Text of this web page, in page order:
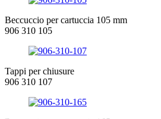
Beccuccio per cartuccia 105 mm
906 310 105
Tappi per chiusure
906 310 107